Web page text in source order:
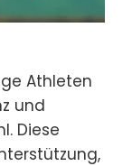
Athleten
und
Diese